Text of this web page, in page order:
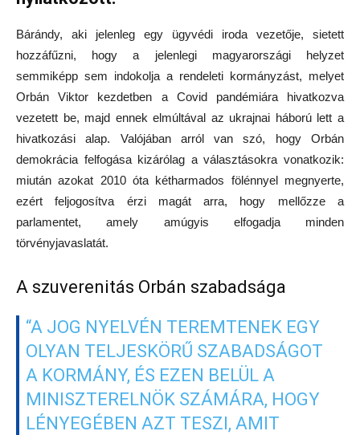
Bárándy, aki jelenleg egy ügyvédi iroda vezetője, sietett
hozzáfűzni, hogy a jelenlegi magyarországi helyzet
semmiképp sem indokolja a rendeleti kormányzást, melyet
Orbán Viktor kezdetben a Covid pandémiára hivatkozva
vezetett be, majd ennek elmúltával az ukrajnai háború lett a
hivatkozási alap. Valójában arról van szó, hogy Orbán
demokrácia felfogása kizárólag a választásokra vonatkozik:
miután azokat 2010 óta kétharmados fölénnyel megnyerte,
ezért feljogosítva érzi magát arra, hogy mellőzze a
parlamentet, amely amúgyis elfogadja minden
törvényjavaslatát.
A szuverenitás Orbán szabadsága
“A JOG NYELVÉN TEREMTENEK EGY
OLYAN TELJESKÖRŰ SZABADSÁGOT
A KORMÁNY, ÉS EZEN BELÜL A
MINISZTERELNÖK SZÁMÁRA, HOGY
LÉNYEGÉBEN AZT TESZI, AMIT